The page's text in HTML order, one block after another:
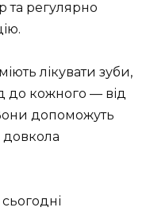
та регулярно
лікувати зуби,
до кожного — від
допоможуть
довкола